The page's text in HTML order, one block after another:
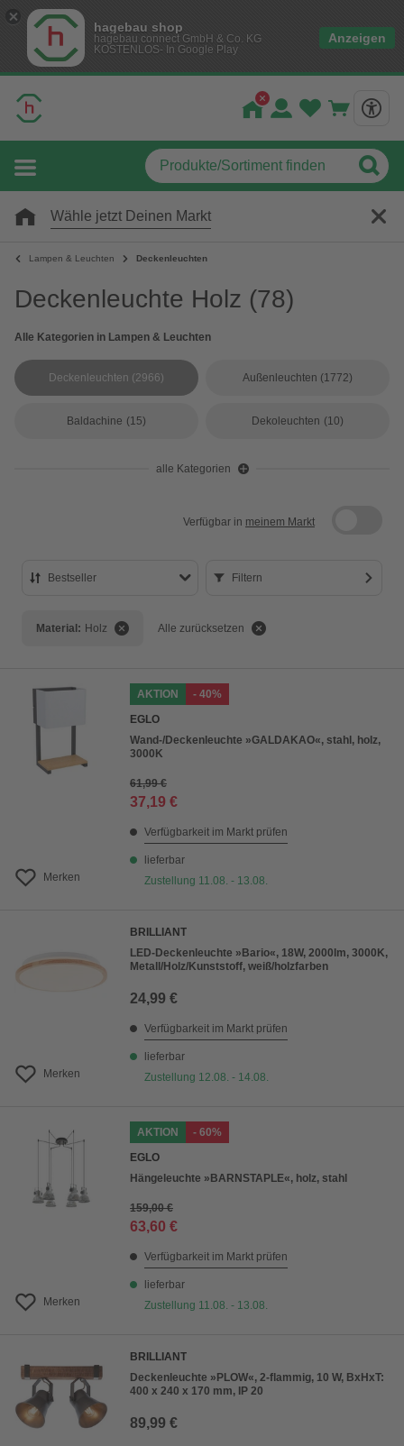
hagebau shop
hagebau connect GmbH & Co. KG
KOSTENLOS- In Google Play
Anzeigen
Wähle jetzt Deinen Markt
Lampen & Leuchten Deckenleuchten
Deckenleuchte Holz (78)
Alle Kategorien in Lampen & Leuchten
Deckenleuchten (2966) Außenleuchten (1772)
Baldachine (15) Dekoleuchten (10)
alle Kategorien
Verfügbar in meinem Markt
Bestseller
Bestseller
Filtern
Material: Holz Alle zurücksetzen
Merken
AKTION
- 40%
EGLO
Wand-/Deckenleuchte »GALDAKAO«, stahl, holz,
3000K
61,99 €
37,19 €
Verfügbarkeit im Markt prüfen
lieferbar
Zustellung 11.08. - 13.08.
Merken
BRILLIANT
LED-Deckenleuchte »Bario«, 18W, 2000lm, 3000K,
Metall/Holz/Kunststoff, weiß/holzfarben
24,99 €
Verfügbarkeit im Markt prüfen
lieferbar
Zustellung 12.08. - 14.08.
Merken
AKTION
- 60%
EGLO
Hängeleuchte »BARNSTAPLE«, holz, stahl
159,00 €
63,60 €
Verfügbarkeit im Markt prüfen
lieferbar
Zustellung 11.08. - 13.08.
BRILLIANT
Deckenleuchte »PLOW«, 2-flammig, 10 W, BxHxT:
400 x 240 x 170 mm, IP 20
89,99 €